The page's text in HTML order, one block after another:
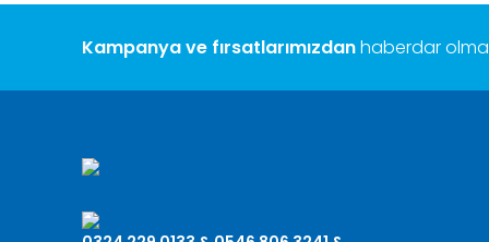
Kampanya ve fırsatlarımızdanhaberdar